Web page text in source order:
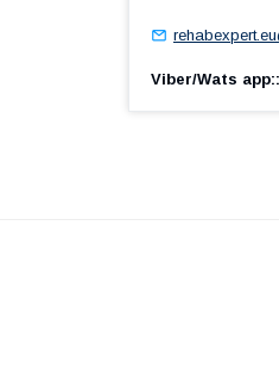
Viber/Wats app: